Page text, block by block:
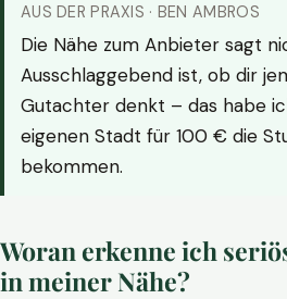
AUS DER PRAXIS · BEN AMBROS
Die Nähe zum Anbieter sagt
Ausschlaggebend ist, ob dir
Gutachter denkt – das habe
eigenen Stadt für 100 € die
bekommen.
Woran erkenne ich
in meiner Nähe?